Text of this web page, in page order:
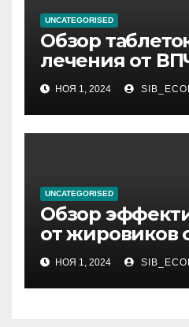
UNCATEGORISED
Обзор
лечения от
НОЯ 1, 2024
UNCATEGORISED
Обзор
от жировиков
НОЯ 1, 2024